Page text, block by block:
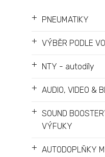
+ PNEUMATIKY
+ VÝBĚR PODLE
+ NTY - autodíly
+ AUDIO, VIDEO &
+ SOUND
VÝFUKY
+ AUTODOPLŇKY